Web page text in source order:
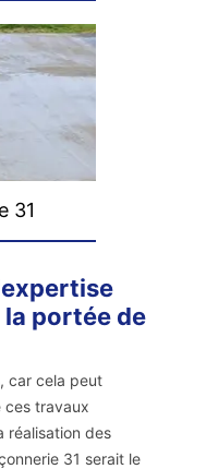
31
la portée de
car cela peut
ces travaux
réalisation des
31 serait le